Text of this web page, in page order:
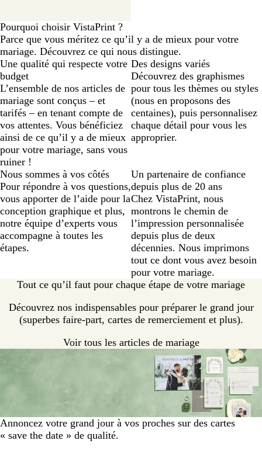
Pourquoi choisir VistaPrint ?
Parce que vous méritez ce qu’il y a de mieux pour votre
mariage. Découvrez ce qui nous distingue.
Une qualité qui respecte votre
budget
L’ensemble de nos articles de
mariage sont conçus – et
tarifés – en tenant compte de
vos attentes. Vous bénéficiez
ainsi de ce qu’il y a de mieux
pour votre mariage, sans vous
ruiner !
Des designs variés
Découvrez des graphismes
pour tous les thèmes ou styles
(nous en proposons des
centaines), puis personnalisez
chaque détail pour vous les
approprier.
Nous sommes à vos côtés
Pour répondre à vos questions,
vous apporter de l’aide pour la
conception graphique et plus,
notre équipe d’experts vous
accompagne à toutes les
étapes.
Un partenaire de confiance
depuis plus de 20 ans
Chez VistaPrint, nous
montrons le chemin de
l’impression personnalisée
depuis plus de deux
décennies. Nous imprimons
tout ce dont vous avez besoin
pour votre mariage.
Tout ce qu’il faut pour chaque étape de votre mariage
Découvrez nos indispensables pour préparer le grand jour
(superbes faire-part, cartes de remerciement et plus).
Voir tous les articles de mariage
Annoncez votre grand jour à vos proches sur des cartes
« save the date » de qualité.